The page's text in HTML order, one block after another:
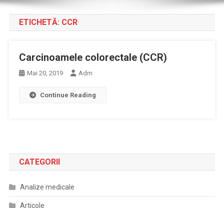
ETICHETĂ: CCR
Carcinoamele colorectale (CCR)
Mai 20, 2019 Adm
Continue Reading
CATEGORII
Analize medicale
Articole